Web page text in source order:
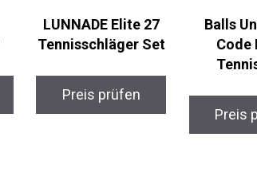
LUNNADE Elite 27
Tennisschläger Set
Preis prüfen
Balls
Code
Preis